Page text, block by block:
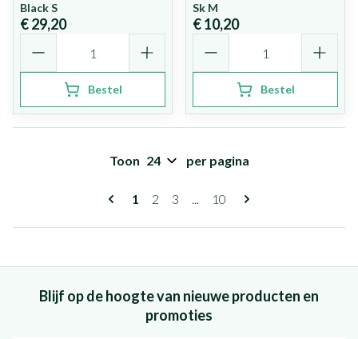
Black S
€ 29,20
Bestel
Sk M
€ 10,20
Bestel
Pagina's
U lees momenteel pagina
1 Pagina
2 Pagina
3 ... Pagina
10
Toon per pagina
Blijf op de hoogte van nieuwe producten en
promoties